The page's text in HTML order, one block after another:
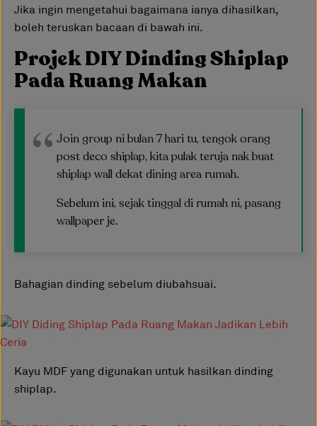
Jika ingin mengetahui bagaimana ianya dihasilkan,
boleh teruskan bacaan di bawah ini.
Projek DIY Dinding Shiplap
Pada Ruang Makan
Join group ni bulan 7 hari tu, tengok orang
post deco shiplap, kita pulak teruja nak buat
shiplap wall dekat dining area rumah.
Sebelum ini, sejak tinggal di rumah ni, pasang
wallpaper je.
Bahagian dinding sebelum diubahsuai.
Kayu MDF yang digunakan untuk hasilkan dinding
shiplap.